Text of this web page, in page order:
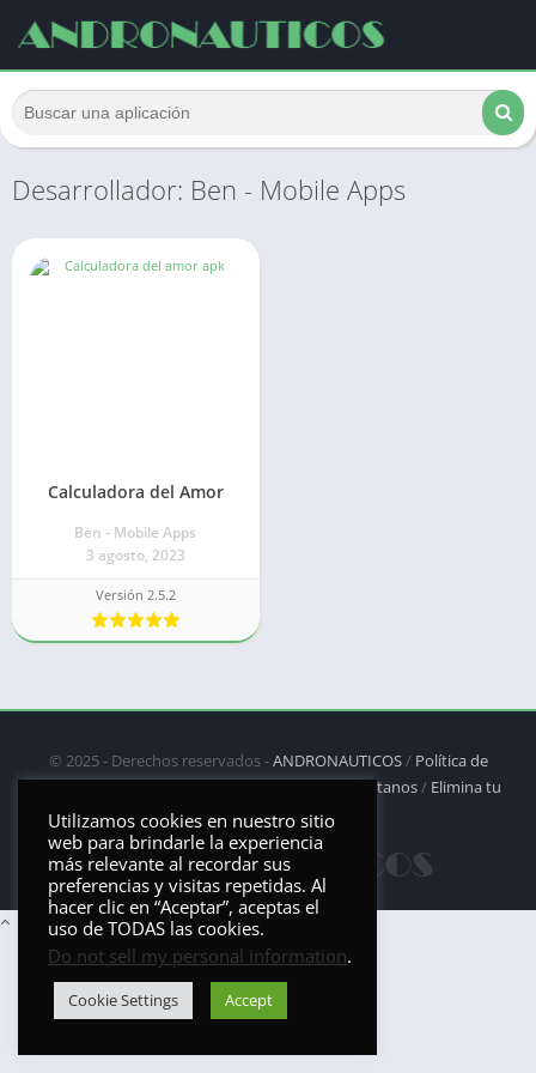
Desarrollador: Ben - Mobile Apps
Calculadora del Amor
Ben - Mobile Apps
3 agosto, 2023
Versión 2.5.2
© 2025 - Derechos reservados -ANDRONAUTICOS/ Política de
privacidad/Política de Cookies/DMCA/Contáctanos/ Elimina tu
aplicación
Utilizamos cookies en nuestro sitio
web para brindarle la experiencia
más relevante al recordar sus
preferencias y visitas repetidas. Al
hacer clic en “Aceptar”, aceptas el
uso de TODAS las cookies.
Do not sell my personal information.
Cookie Settings Accept